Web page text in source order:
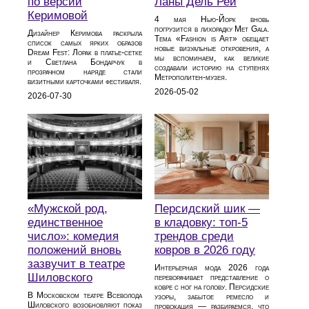
Керимовой
Дизайнер Керимова раскрыла
список самых ярких образов
Dream Fest: Лорак в платье‑сетке
и Светлана Бондарчук в
прозрачном наряде стали
визитными карточками фестиваля.
2026-07-30
4 мая Нью-Йорк вновь
погрузится в лихорадку Met Gala.
Тема «Fashion is Art» обещает
новые визуальные откровения, а
мы вспоминаем, как великие
создавали историю на ступенях
Метрополитен-музея.
2026-05-02
«Мужской род,
единственное
число»: комедия
положений вновь
зазвучит в театре
Шиловского
В Московском театре Всеволода
Шиловского возобновляют показ
Персидский шик —
в кладовку: топ-5
трендов среди
ковров в 2026 году
Интерьерная мода 2026 года
переворачивает представление о
ковре с ног на голову. Персидские
узоры, забытое ремесло и
провокация — разбираемся, что